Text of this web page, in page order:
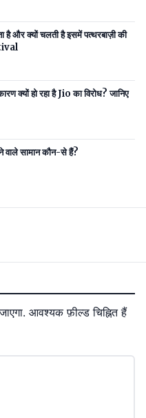
है और क्यों चलती है इसमें पत्थरबाज़ी की
हो रहा है Jio का विरोध? जानिए
सामान कौन-से हैं?
आवश्यक फ़ील्ड चिह्नित हैं